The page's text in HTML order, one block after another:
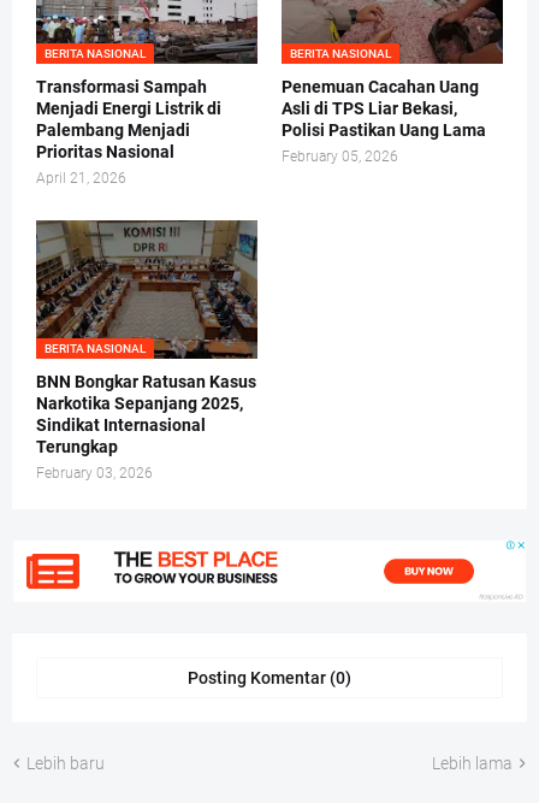
BERITA NASIONAL
Transformasi Sampah
Menjadi Energi Listrik di
Palembang Menjadi
Prioritas Nasional
April 21, 2026
BERITA NASIONAL
Penemuan Cacahan Uang
Asli di TPS Liar Bekasi,
Polisi Pastikan Uang Lama
February 05, 2026
BERITA NASIONAL
BNN Bongkar Ratusan Kasus
Narkotika Sepanjang 2025,
Sindikat Internasional
Terungkap
February 03, 2026
Posting Komentar (0)
Lebih baru Lebih lama